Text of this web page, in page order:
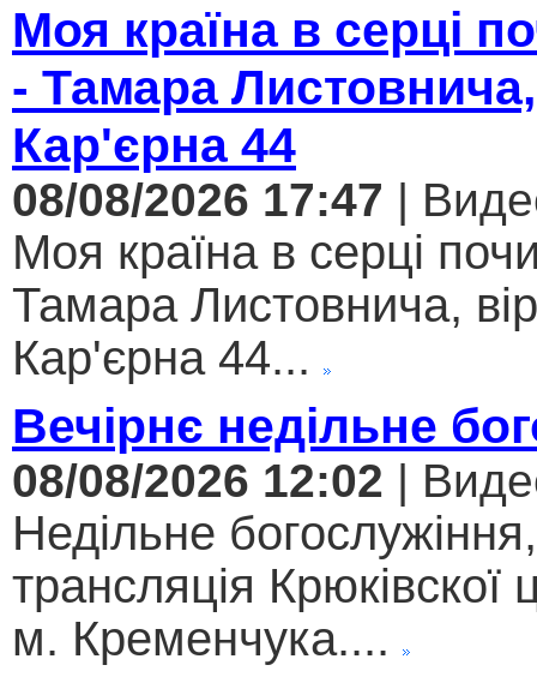
Моя країна в серці
- Тамара
Кар'єрна 44
08/08/2026 17:47 |
Моя країна в серці
Тамара Листовнича,
Кар'єрна 44...
Вечірнє недільне
08/08/2026 12:02 |
Недільне
трансляція
м. Кременчука....